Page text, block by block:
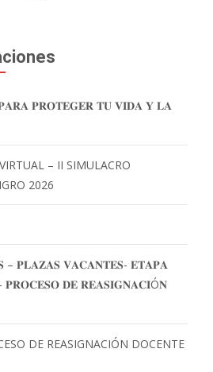
𝐏𝐑𝐎𝐓𝐄𝐆𝐄𝐑 𝐓𝐔 𝐕𝐈𝐃𝐀 𝐘 𝐋𝐀
– II SIMULACRO
2026
– 𝐏𝐋𝐀𝐙𝐀𝐒 𝐕𝐀𝐂𝐀𝐍𝐓𝐄𝐒- 𝐄𝐓𝐀𝐏𝐀
𝐏𝐑𝐎𝐂𝐄𝐒𝐎 𝐃𝐄 𝐑𝐄𝐀𝐒𝐈𝐆𝐍𝐀𝐂𝐈Ó𝐍
DE REASIGNACIÓN DOCENTE